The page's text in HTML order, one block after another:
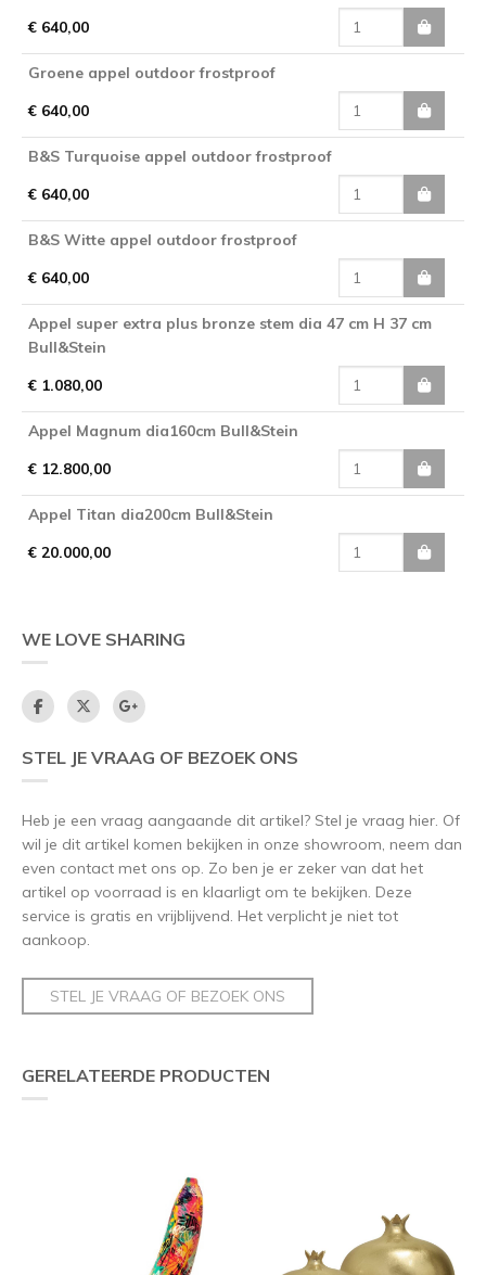
€ 640,00
Groene appel outdoor frostproof
€ 640,00
B&S Turquoise appel outdoor frostproof
€ 640,00
B&S Witte appel outdoor frostproof
€ 640,00
Appel super extra plus bronze stem dia 47 cm H 37 cm
Bull&Stein
€ 1.080,00
Appel Magnum dia160cm Bull&Stein
€ 12.800,00
Appel Titan dia200cm Bull&Stein
€ 20.000,00
WE LOVE SHARING
STEL JE VRAAG OF BEZOEK ONS
Heb je een vraag aangaande dit artikel? Stel je vraag hier. Of
wil je dit artikel komen bekijken in onze showroom, neem dan
even contact met ons op. Zo ben je er zeker van dat het
artikel op voorraad is en klaarligt om te bekijken. Deze
service is gratis en vrijblijvend. Het verplicht je niet tot
aankoop.
STEL JE VRAAG OF BEZOEK ONS
GERELATEERDE PRODUCTEN